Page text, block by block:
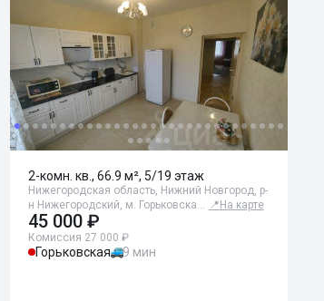
2-комн. кв., 66.9 м², 5/19 этаж
Нижегородская область, Нижний Новгород, р-
н Нижегородский, м. Горьковска… 📍 На карте
45 000 ₽
Комиссия 27 000 ₽
Горьковская 9 мин